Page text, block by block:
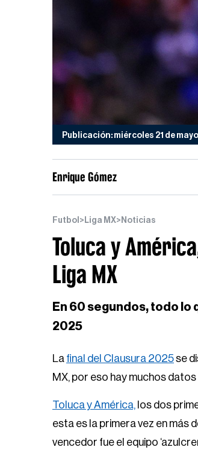
Publicación: miércoles 21 de
Enrique Gómez
Futbol > Liga MX> Noticias
Toluca y
Liga MX
En 60 segundos, todo lo
2025
La final del Clausura 2025se
MX, por eso hay muchos
Toluca y América, los dos
esta es la primera vez en más
vencedor fue el equipo